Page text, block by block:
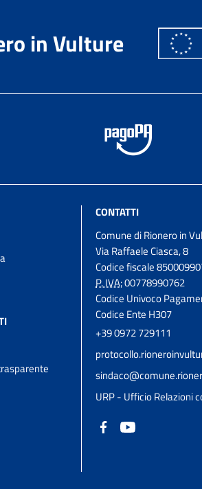
in Vulture
CONTATTI
Comune di Rionero in
Via Raffaele Ciasca, 8
Codice fiscale
P. IVA:00778990762
Codice Univoco
Codice Ente H307
+39 0972 729111
URP - Ufficio Relazioni